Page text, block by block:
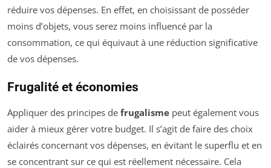
réduire vos dépenses. En effet, en choisissant de posséder
moins d’objets, vous serez moins influencé par la
consommation, ce qui équivaut à une réduction significative
de vos dépenses.
Frugalité et économies
Appliquer des principes de frugalisme peut également vous
aider à mieux gérer votre budget. Il s’agit de faire des choix
éclairés concernant vos dépenses, en évitant le superflu et en
se concentrant sur ce qui est réellement nécessaire. Cela